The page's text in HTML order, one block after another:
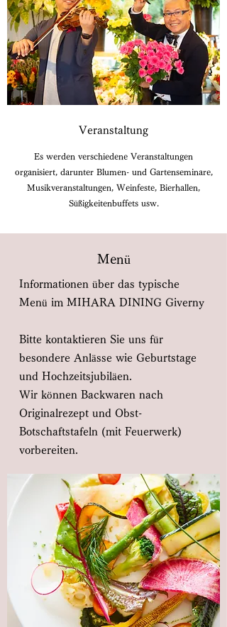
Veranstaltung
Es werden verschiedene Veranstaltungen
organisiert, darunter Blumen- und Gartenseminare,
Musikveranstaltungen, Weinfeste, Bierhallen,
Süßigkeitenbuffets usw.
Menü
Informationen über das typische
Menü im MIHARA DINING Giverny
Bitte kontaktieren Sie uns für
besondere Anlässe wie Geburtstage
und Hochzeitsjubiläen.
Wir können Backwaren nach
Originalrezept und Obst-
Botschaftstafeln (mit Feuerwerk)
vorbereiten.